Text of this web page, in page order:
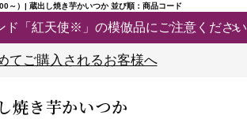
～）| 蔵出し焼き芋かいつか 並び順：商品コード
ド「紅天使※」の模倣品にご注意ください
てご購入されるお客様へ
焼き芋かいつか